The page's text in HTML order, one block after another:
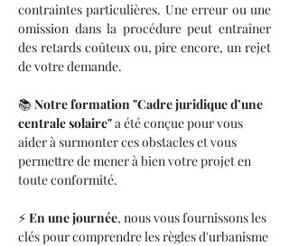
contraintes particulières. Une erreur ou une
omission dans la procédure peut entraîner
des retards coûteux ou, pire encore, un rejet
de votre demande.
📚 Notre formation "Cadre juridique d’une
centrale solaire" a été conçue pour vous
aider à surmonter ces obstacles et vous
permettre de mener à bien votre projet en
toute conformité.
⚡ En une journée, nous vous fournissons les
clés pour comprendre les règles d'urbanisme